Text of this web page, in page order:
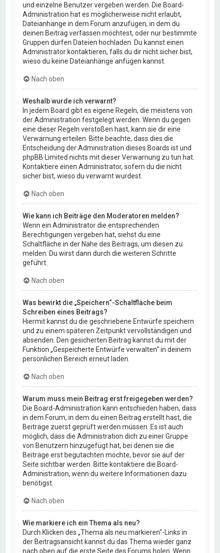
und einzelne Benutzer vergeben werden. Die Board-
Administration hat es möglicherweise nicht erlaubt,
Dateianhänge in dem Forum anzufügen, in dem du
deinen Beitrag verfassen möchtest, oder nur bestimmte
Gruppen dürfen Dateien hochladen. Du kannst einen
Administrator kontaktieren, falls du dir nicht sicher bist,
wieso du keine Dateianhänge anfügen kannst.
Nach oben
Weshalb wurde ich verwarnt?
In jedem Board gibt es eigene Regeln, die meistens von
der Administration festgelegt werden. Wenn du gegen
eine dieser Regeln verstoßen hast, kann sie dir eine
Verwarnung erteilen. Bitte beachte, dass dies die
Entscheidung der Administration dieses Boards ist und
phpBB Limited nichts mit dieser Verwarnung zu tun hat.
Kontaktiere einen Administrator, sofern du die nicht
sicher bist, wieso du verwarnt wurdest.
Nach oben
Wie kann ich Beiträge den Moderatoren melden?
Wenn ein Administrator die entsprechenden
Berechtigungen vergeben hat, siehst du eine
Schaltfläche in der Nähe des Beitrags, um diesen zu
melden. Du wirst dann durch die weiteren Schritte
geführt.
Nach oben
Was bewirkt die „Speichern“-Schaltfläche beim
Schreiben eines Beitrags?
Hiermit kannst du die geschriebene Entwürfe speichern
und zu einem späteren Zeitpunkt vervollständigen und
absenden. Den gesicherten Beitrag kannst du mit der
Funktion „Gespeicherte Entwürfe verwalten“ in deinem
persönlichen Bereich erneut laden.
Nach oben
Warum muss mein Beitrag erst freigegeben werden?
Die Board-Administration kann entschieden haben, dass
in dem Forum, in dem du einen Beitrag erstellt hast, die
Beiträge zuerst geprüft werden müssen. Es ist auch
möglich, dass die Administration dich zu einer Gruppe
von Benutzern hinzugefügt hat, bei denen sie die
Beiträge erst begutachten möchte, bevor sie auf der
Seite sichtbar werden. Bitte kontaktiere die Board-
Administration, wenn du weitere Informationen dazu
benötigst.
Nach oben
Wie markiere ich ein Thema als neu?
Durch Klicken des „Thema als neu markieren“-Links in
der Beitragsansicht kannst du das Thema wieder ganz
nach oben auf die erste Seite des Forums holen. Wenn